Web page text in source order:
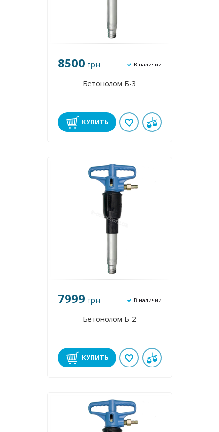
8500 грн В наличии
Бетонолом Б-3
КУПИТЬ
7999 грн В наличии
Бетонолом Б-2
КУПИТЬ